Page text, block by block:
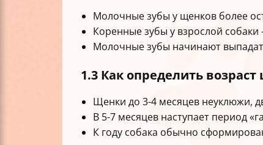
Молочные зубы у щенков более
Коренные зубы у взрослой
Молочные зубы начинают
1.3 Как определить
Щенки до 3-4 месяцев неуклюжи,
В 5-7 месяцев наступает период
К году собака обычно